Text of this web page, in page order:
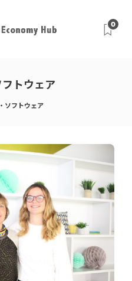
0
トウェア
ソフトウェア